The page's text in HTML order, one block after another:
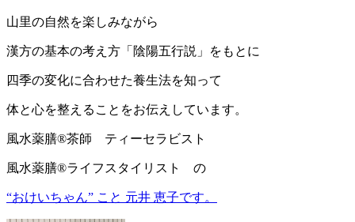
山里の自然を楽しみながら
漢方の基本の考え方「陰陽五行説」をもとに
四季の変化に合わせた養生法を知って
体と心を整えることをお伝えしています。
風水薬膳®茶師 ティーセラビスト
風水薬膳®ライフスタイリスト の
“おけいちゃん” こと 元井 恵子です。